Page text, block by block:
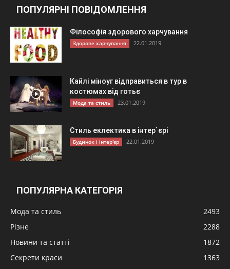
ПОПУЛЯРНІ ПОВІДОМЛЕННЯ
Філософія здорового харчування
Здорове харчування 22.01.2019
Кайлі міноуг відправиться в тур в
костюмах від готьє
Мода та стиль 23.01.2019
Стиль еклектика в інтер`єрі
Будинок і інтер'єр 22.01.2019
ПОПУЛЯРНА КАТЕГОРІЯ
Мода та стиль
2493
Різне
2288
Новини та статті
1872
Секрети краси
1363